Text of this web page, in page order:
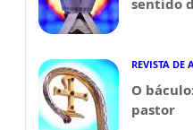
sentido
REVISTA DE
O
pastor